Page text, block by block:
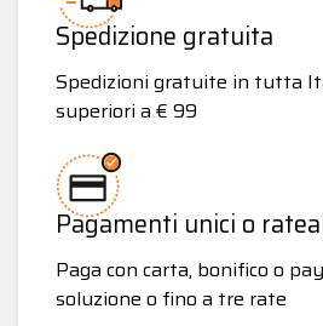
Spedizione gratuita
Spedizioni gratuite in tutta
superiori a € 99
Pagamenti unici o
Paga con carta, bonifico o
soluzione o fino a tre rate